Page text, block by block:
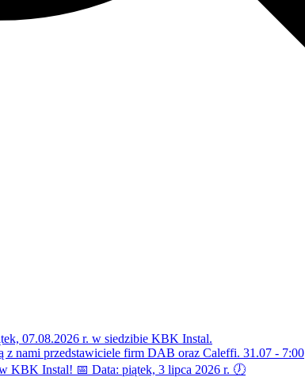
07.08.2026 r. w siedzibie KBK Instal.
z nami przedstawiciele firm DAB oraz Caleffi. 31.07 - 7:00
KBK Instal! 📅 Data: piątek, 3 lipca 2026 r. 🕖